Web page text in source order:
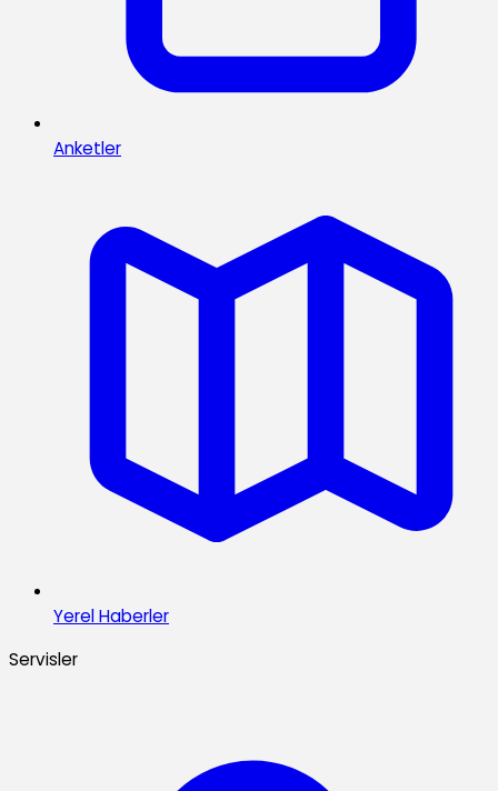
Anketler
Yerel Haberler
Servisler